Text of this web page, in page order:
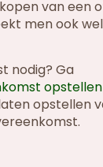
van een
men ook
nodig? Ga
opstellen
opstellen